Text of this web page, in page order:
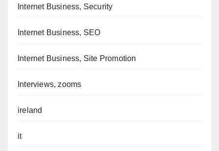
Internet Business, Security
Internet Business, SEO
Internet Business, Site Promotion
Interviews, zooms
ireland
it